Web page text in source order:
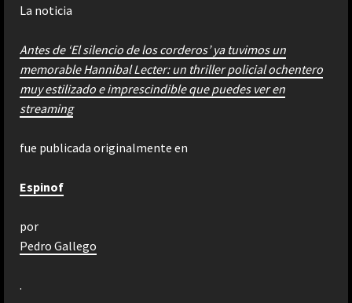
La noticia
Antes de ‘El silencio de los corderos’ ya tuvimos un
memorable Hannibal Lecter: un thriller policial ochentero
muy estilizado e imprescindible que puedes ver en
streaming
fue publicada originalmente en
Espinof
por
Pedro Gallego
.